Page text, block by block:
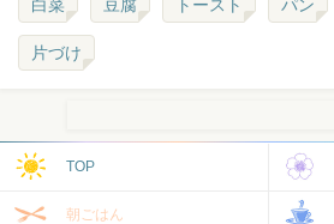
白菜 豆腐 トースト パン
片づけ
TOP
朝ごはん